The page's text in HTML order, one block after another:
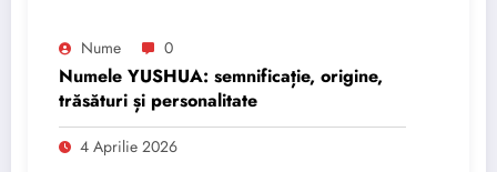
Nume 0
Numele YUSHUA: semnificație, origine,
trăsături și personalitate
4 Aprilie 2026